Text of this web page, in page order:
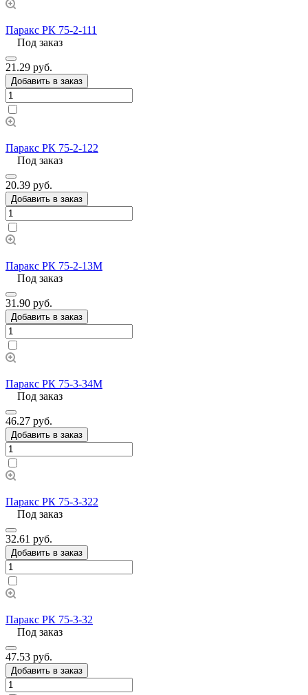
Паракс РК 75-2-111
Под заказ
21.29 руб.
Добавить в заказ
Паракс РК 75-2-122
Под заказ
20.39 руб.
Добавить в заказ
Паракс РК 75-2-13М
Под заказ
31.90 руб.
Добавить в заказ
Паракс РК 75-3-34М
Под заказ
46.27 руб.
Добавить в заказ
Паракс РК 75-3-322
Под заказ
32.61 руб.
Добавить в заказ
Паракс РК 75-3-32
Под заказ
47.53 руб.
Добавить в заказ